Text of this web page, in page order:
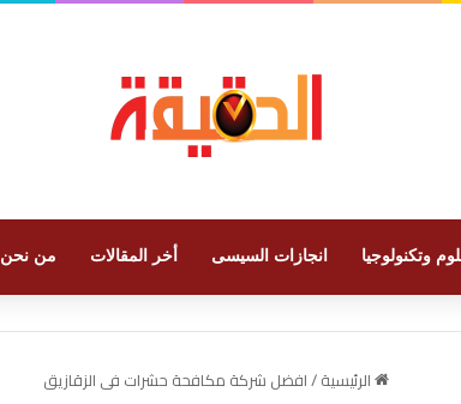
وتكنولوجيا انجازات السيسى أخر المقالات من نحن
الرئيسية/افضل شركة مكافحة حشرات فى الزقازيق